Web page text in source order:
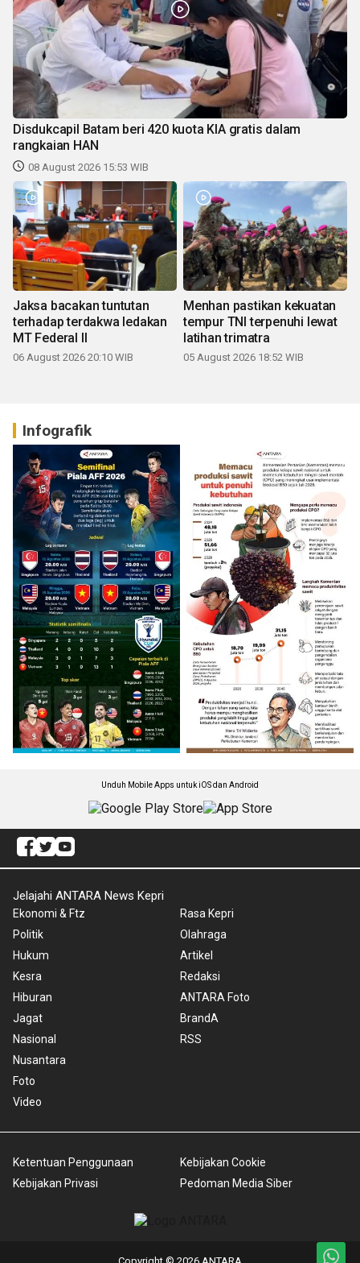
Disdukcapil Batam beri 420 kuota KIA gratis dalam
rangkaian HAN
08 August 2026 15:53 WIB
Jaksa bacakan tuntutan
terhadap terdakwa ledakan
MT Federal II
06 August 2026 20:10 WIB
Menhan pastikan kekuatan
tempur TNI terpenuhi lewat
latihan trimatra
05 August 2026 18:52 WIB
Infografik
Unduh Mobile Apps untuk iOS dan Android
Jelajahi ANTARA News Kepri
Ekonomi & Ftz
Politik
Hukum
Kesra
Hiburan
Jagat
Nasional
Nusantara
Foto
Video
Rasa Kepri
Olahraga
Artikel
Redaksi
ANTARA Foto
BrandA
RSS
Ketentuan Penggunaan
Kebijakan Privasi
Kebijakan Cookie
Pedoman Media Siber